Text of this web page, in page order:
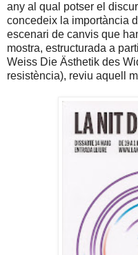
any al qual potser el
concedeix la importància
escenari de canvis que
mostra, estructurada a
Weiss Die Ästhetik des
resistència), reviu aquell